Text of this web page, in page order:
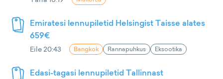
Emiratesi lennupiletid Helsingist Taisse alates
659€
Eile 20:43 Bangkok Rannapuhkus Eksootika
Edasi-tagasi lennupiletid Tallinnast